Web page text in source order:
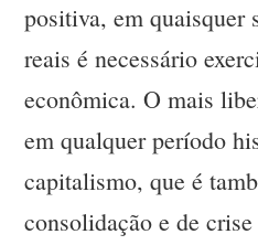
positiva, em quaisquer
reais é necessário
econômica. O mais
em qualquer período
capitalismo, que é
consolidação e de